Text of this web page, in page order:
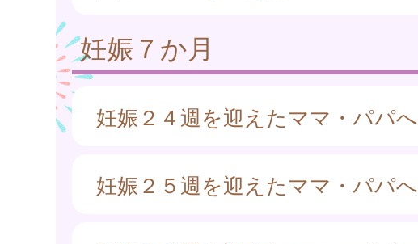
妊娠７か月
妊娠２４週を迎えたママ・パパへ
妊娠２５週を迎えたママ・パパへ